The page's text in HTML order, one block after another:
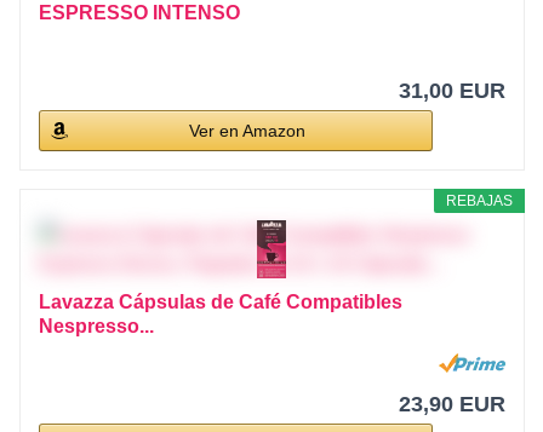
ESPRESSO INTENSO
31,00 EUR
Ver en Amazon
REBAJAS
Lavazza Cápsulas de Café Compatibles
Nespresso...
23,90 EUR